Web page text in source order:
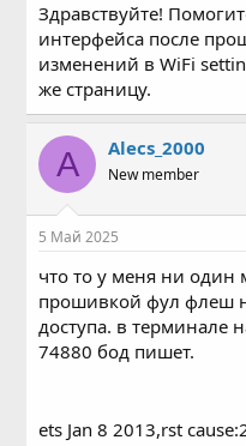
Здравствуйте!
интерфейса после
изменений в WiFi
же страницу.
A Alecs_2000
New member
5 Май 2025
что то у меня ни один
прошивкой фул флеш
доступа. в терминале
74880 бод пишет.
ets Jan 8 2013,rst